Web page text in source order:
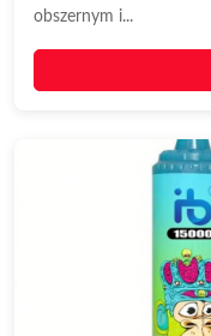
obszernym i...